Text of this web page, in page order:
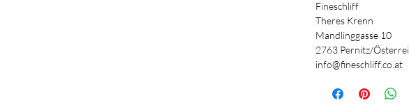
Fineschliff
Theres Krenn
Mandlinggasse 10
2763 Pernitz/
info@fineschliff.co.at